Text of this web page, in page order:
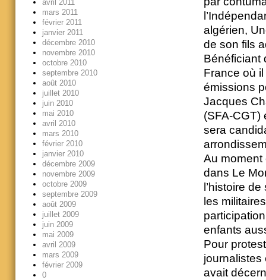
algérien,
de son fils
Bénéficiant
France où
émissions
Jacques
(SFA-CGT)
sera
Au moment
dans Le
l’histoire
les
enfants
Pour
journalistes
avait
avril 2011
mars 2011
février 2011
janvier 2011
décembre 2010
novembre 2010
octobre 2010
septembre 2010
août 2010
juillet 2010
juin 2010
mai 2010
avril 2010
mars 2010
février 2010
janvier 2010
décembre 2009
novembre 2009
octobre 2009
septembre 2009
août 2009
juillet 2009
juin 2009
mai 2009
avril 2009
mars 2009
février 2009
0